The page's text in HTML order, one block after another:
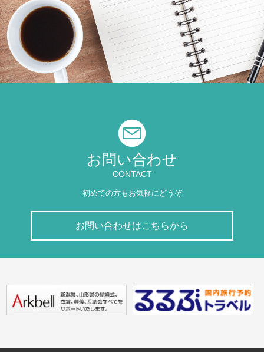
お問い合わせ
CONTACT
初めての方もお気軽にどうぞ
お問い合わせはこちらから